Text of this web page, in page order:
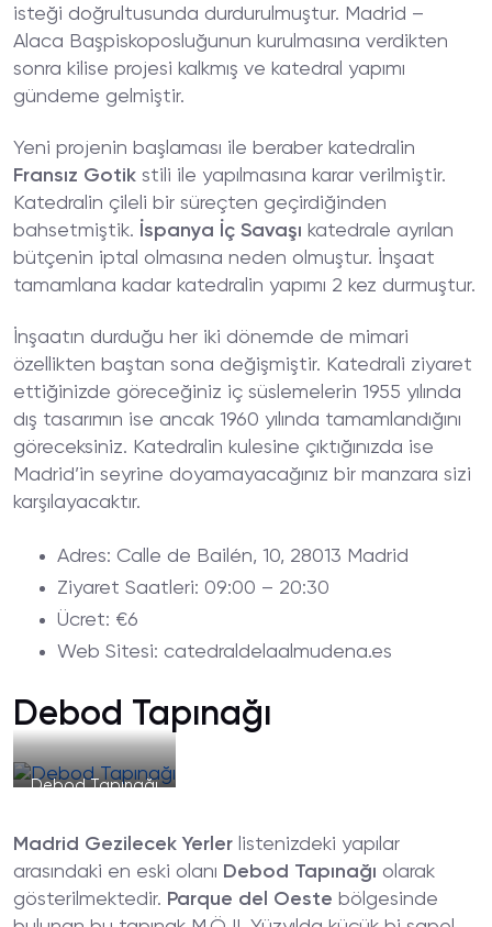
isteği doğrultusunda durdurulmuştur. Madrid –
Alaca Başpiskoposluğunun kurulmasına verdikten
sonra kilise projesi kalkmış ve katedral yapımı
gündeme gelmiştir.
Yeni projenin başlaması ile beraber katedralin
Fransız Gotik stili ile yapılmasına karar verilmiştir.
Katedralin çileli bir süreçten geçirdiğinden
bahsetmiştik.
İspanya İç Savaşı katedrale ayrılan
bütçenin iptal olmasına neden olmuştur. İnşaat
tamamlana kadar katedralin yapımı 2 kez durmuştur.
İnşaatın durduğu her iki dönemde de mimari
özellikten baştan sona değişmiştir. Katedrali ziyaret
ettiğinizde göreceğiniz iç süslemelerin 1955 yılında
dış tasarımın ise ancak 1960 yılında tamamlandığını
göreceksiniz. Katedralin kulesine çıktığınızda ise
Madrid’in seyrine doyamayacağınız bir manzara sizi
karşılayacaktır.
Adres: Calle de Bailén, 10, 28013 Madrid
Ziyaret Saatleri: 09:00 – 20:30
Ücret: €6
Web Sitesi: catedraldelaalmudena.es
Debod Tapınağı
Debod Tapınağı
Madrid Gezilecek Yerler listenizdeki yapılar
arasındaki en eski olanı Debod Tapınağı olarak
gösterilmektedir. Parque del Oeste bölgesinde